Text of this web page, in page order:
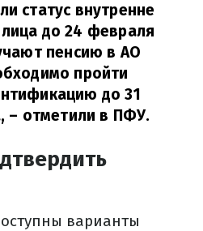
статус внутренне
до 24 февраля
пенсию в АО
пройти
до 31
– отметили в ПФУ.
варианты